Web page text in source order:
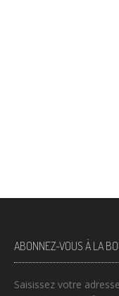
ABONNEZ-VOUS À LA
Saisissez votre